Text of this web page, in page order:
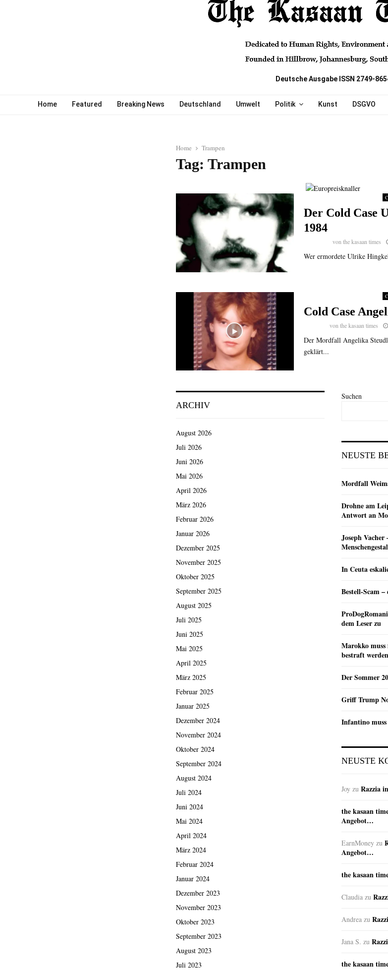
Deutsche Ausgabe ISSN 2749-
Home Featured Breaking News Deutschland Umwelt Politik Kunst DSGVO
Home Trampen
Tag: Trampen
Der Cold Case
1984
vonthe kasaan times
Wer ermordete Ulrike
Cold Case
von the kasaan times
Der Mordfall Angelika
geklärt...
ARCHIV
August 2026
Juli 2026
Juni 2026
Mai 2026
April 2026
März 2026
Februar 2026
Januar 2026
Dezember 2025
November 2025
Oktober 2025
September 2025
August 2025
Juli 2025
Juni 2025
Mai 2025
April 2025
März 2025
Februar 2025
Januar 2025
Dezember 2024
November 2024
Oktober 2024
September 2024
August 2024
Juli 2024
Juni 2024
Mai 2024
April 2024
März 2024
Februar 2024
Januar 2024
Dezember 2023
November 2023
Oktober 2023
September 2023
August 2023
Juli 2023
Suchen
NEUSTE
Mordfall
Drohne am
Antwort an
Joseph
In Ceuta
Bestell-Scam –
dem Leser zu
Marokko
bestraft werden
Der Sommer
Griff Trump
Infantino
NEUSTE
Joy zu Razzia
the kasaan
Angebot…
EarnMoney zu
Angebot…
the kasaan
Claudia zu
Andrea zu
Jana S. zu
the kasaan